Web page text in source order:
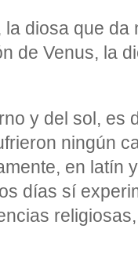
la diosa que
de Venus, la
y del sol, es
ningún
en latín
días sí